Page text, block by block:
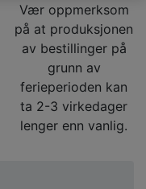
Vær oppmerksom
på at produksjonen
av bestillinger på
grunn av
ferieperioden kan
ta 2-3 virkedager
lenger enn vanlig.